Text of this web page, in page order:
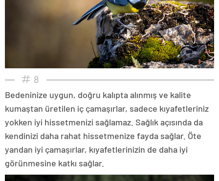
8
Bedeninize uygun, doğru kalıpta alınmış ve kalite
kumaştan üretilen iç çamaşırlar, sadece kıyafetleriniz
yokken iyi hissetmenizi sağlamaz. Sağlık açısında da
kendinizi daha rahat hissetmenize fayda sağlar. Öte
yandan iyi çamaşırlar, kıyafetlerinizin de daha iyi
görünmesine katkı sağlar.